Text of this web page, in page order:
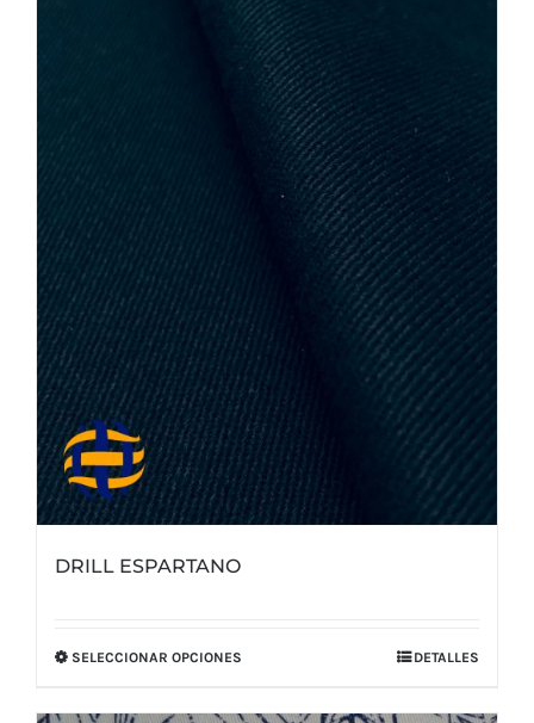
múltiples
variantes.
Las
opciones
pueden
página
de
producto
DRILL ESPARTANO
SELECCIONAR OPCIONES DETALLES